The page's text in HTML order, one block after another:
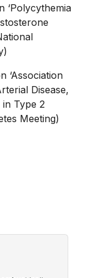
‘Polycythemia
‘Association
Disease,
Type 2
Meeting)